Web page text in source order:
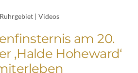
Ruhrgebiet | Videos
am 20.
‚Halde Hoheward‘